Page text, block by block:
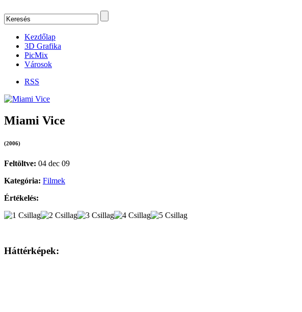
Kezdőlap
3D Grafika
PicMix
Városok
RSS
Miami Vice
(2006)
Feltöltve: 04 dec 09
Kategória: Filmek
Értékelés:
Háttérképek: